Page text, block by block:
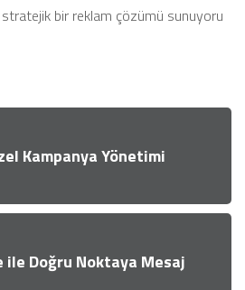
bir reklam çözümü sunuyoru
Kampanya Yönetimi
ile Doğru Noktaya Mesaj